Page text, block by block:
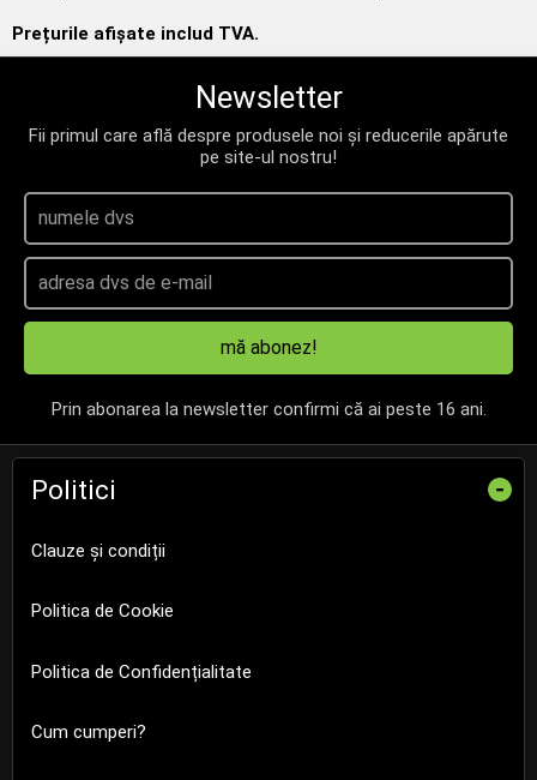
Prețurile afișate includ TVA.
Newsletter
Fii primul care află despre produsele noi și reducerile apărute
pe site-ul nostru!
mă abonez!
Prin abonarea la newsletter confirmi că ai peste 16 ani.
Politici -
Clauze și condiții
Politica de Cookie
Politica de Confidențialitate
Cum cumperi?